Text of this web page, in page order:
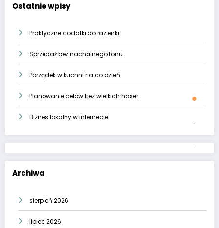
Ostatnie wpisy
Praktyczne dodatki do łazienki
Sprzedaż bez nachalnego tonu
Porządek w kuchni na co dzień
Planowanie celów bez wielkich haseł
Biznes lokalny w internecie
Archiwa
sierpień 2026
lipiec 2026